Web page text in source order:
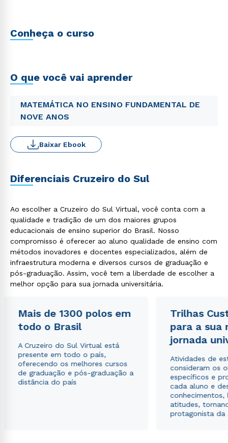
Conheça o curso
O que você vai aprender
MATEMÁTICA NO ENSINO FUNDAMENTAL DE
NOVE ANOS
Baixar Ebook
Diferenciais Cruzeiro do Sul
Ao escolher a Cruzeiro do Sul Virtual, você conta com a
qualidade e tradição de um dos maiores grupos
educacionais de ensino superior do Brasil. Nosso
compromisso é oferecer ao aluno qualidade de ensino com
métodos inovadores e docentes especializados, além de
infraestrutura moderna e diversos cursos de graduação e
pós-graduação. Assim, você tem a liberdade de escolher a
melhor opção para sua jornada universitária.
Mais de 1300 polos em
todo o Brasil
A Cruzeiro do Sul Virtual está
presente em todo o país,
oferecendo os melhores cursos
de graduação e pós-graduação a
distância do país
Trilhas
para a sua
jornada
Atividades de
consideram os
específicos e
cada aluno e
conhecimentos,
atitudes,
protagonista da